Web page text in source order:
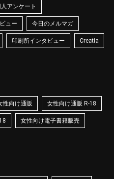
人アンケート
ュー 今日のメルマガ
印刷所インタビュー Creatia
性向け通販 女性向け通販 R-18
女性向け電子書籍販売